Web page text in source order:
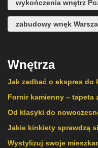
wykończenia wnętrz
zabudowy wnęk
Wnętrza
Jak zadbać o ekspres do
Fornir kamienny – tapeta
Od klasyki do
Jakie kinkiety sprawdzą
Wystylizuj swoje